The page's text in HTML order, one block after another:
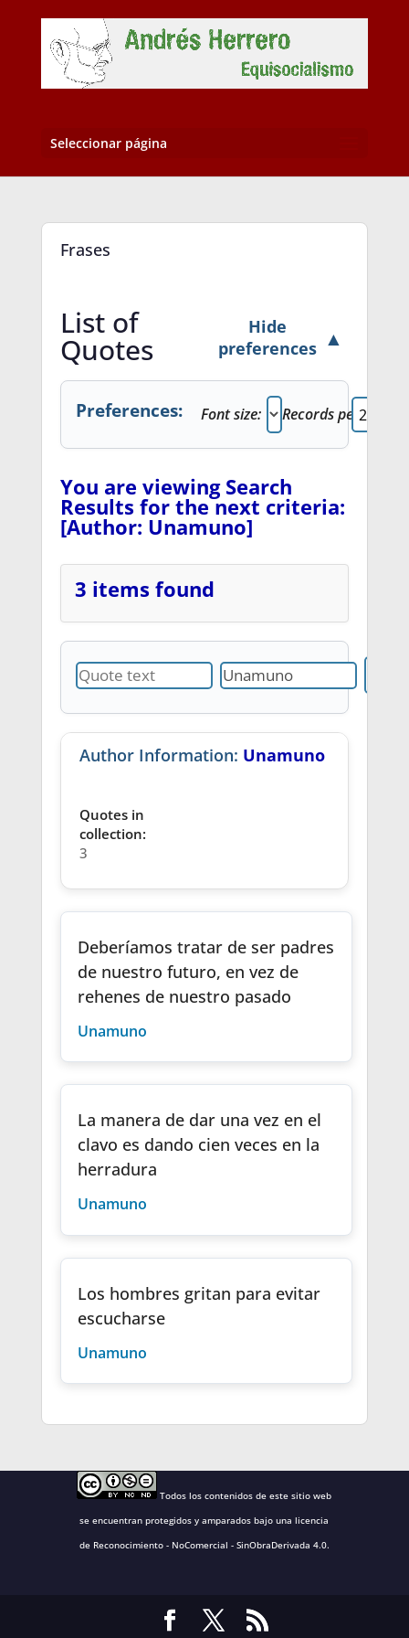
Seleccionar página
Frases
List of
Quotes
Hide
preferences ▲
Preferences: Font size: Records per page:
You are viewing Search
Results for the next criteria:
[Author: Unamuno]
3 items found
Author Information: Unamuno
Quotes in
collection:
3
Deberíamos tratar de ser padres
de nuestro futuro, en vez de
rehenes de nuestro pasado
Unamuno
La manera de dar una vez en el
clavo es dando cien veces en la
herradura
Unamuno
Los hombres gritan para evitar
escucharse
Unamuno
Todos los contenidos de este sitio web
se encuentran protegidos y amparados bajo unalicencia
de Reconocimiento - NoComercial - SinObraDerivada 4.0.